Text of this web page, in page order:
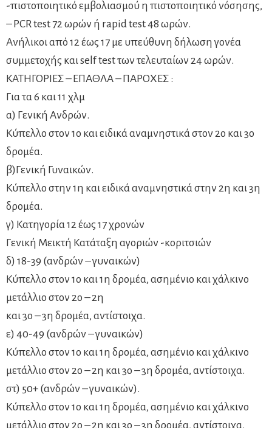
-πιστοποιητικό εμβολιασμού η πιστοποιητικό νόσησης,
– PCR test 72 ωρών ή rapid test 48 ωρών.
Ανήλικοι από 12 έως 17 με υπεύθυνη δήλωση γονέα
συμμετοχής και self test των τελευταίων 24 ωρών.
ΚΑΤΗΓΟΡΙΕΣ – ΕΠΑΘΛΑ – ΠΑΡΟΧΕΣ :
Για τα 6 και 11 χλμ
α) Γενική Ανδρών.
Κύπελλο στον 1ο και ειδικά αναμνηστικά στον 2ο και 3ο
δρομέα.
β)Γενική Γυναικών.
Κύπελλο στην 1η και ειδικά αναμνηστικά στην 2η και 3η
δρομέα.
γ) Κατηγορία 12 έως 17 χρονών
Γενική Μεικτή Κατάταξη αγοριών -κοριτσιών
δ) 18-39 (ανδρών – γυναικών)
Κύπελλο στον 1ο και 1η δρομέα, ασημένιο και χάλκινο
μετάλλιο στον 2ο – 2η
και 3ο – 3η δρομέα, αντίστοιχα.
ε) 40-49 (ανδρών – γυναικών)
Κύπελλο στον 1ο και 1η δρομέα, ασημένιο και χάλκινο
μετάλλιο στον 2ο – 2η και 3ο – 3η δρομέα, αντίστοιχα.
στ) 50+ (ανδρών – γυναικών).
Κύπελλο στον 1ο και 1η δρομέα, ασημένιο και χάλκινο
μετάλλιο στον 2ο – 2η και 3ο – 3η δρομέα, αντίστοιχα.